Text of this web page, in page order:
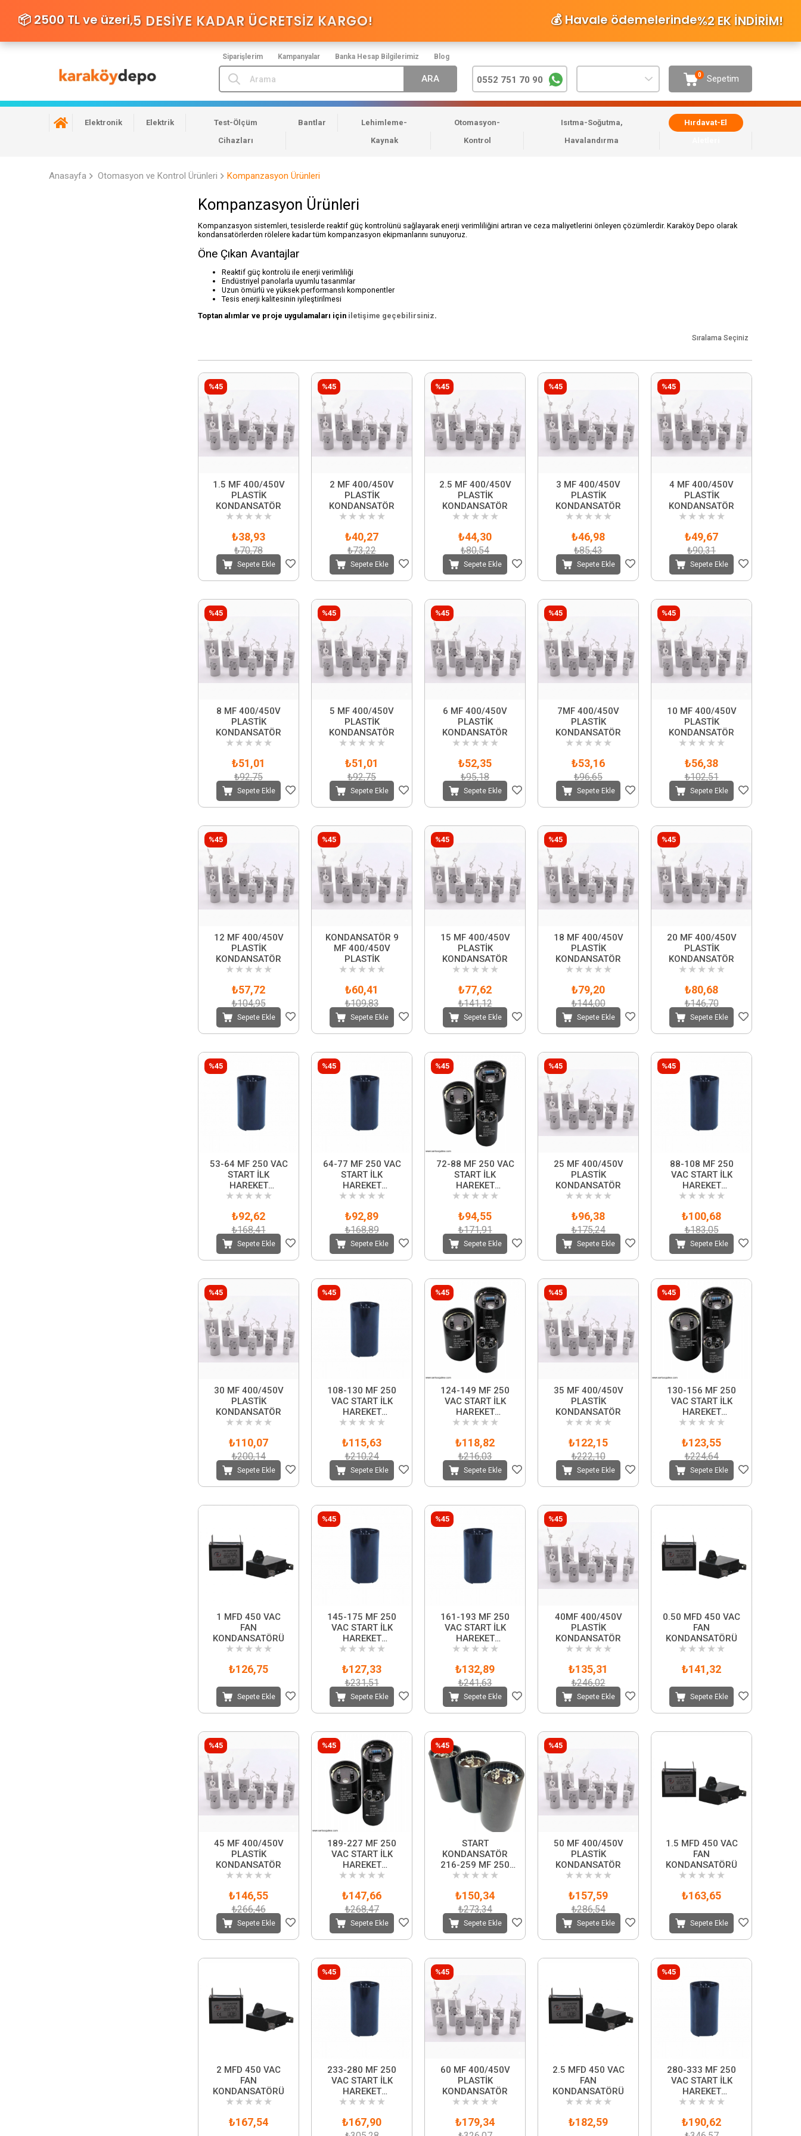
Siparişlerim Kampanyalar Banka Hesap Bilgilerimiz Blog
📦 2500 TL ve üzeri,5 DESIYE KADAR ÜCRETSİZ KARGO! 💰 Havale ödemelerinde%2 EK İNDİRİM!
Sepetim
0
0552 751 70 90
Elektronik Elektrik
Test-Ölçüm
Cihazları
Bantlar
Lehimleme-
Kaynak
Otomasyon-
Kontrol
Isıtma-Soğutma,
Havalandırma
Hırdavat-El
Anasayfa Otomasyon ve Kontrol Ürünleri Kompanzasyon Ürünleri
Kompanzasyon Ürünleri
Kompanzasyon sistemleri, tesislerde reaktif güç kontrolünü sağlayarak enerji verimliliğini artıran ve ceza maliyetlerini önleyen çözümlerdir. Karaköy Depo olarak
kondansatörlerden rölelere kadar tüm kompanzasyon ekipmanlarını sunuyoruz.
Öne Çıkan Avantajlar
Reaktif güç kontrolü ile enerji verimliliği
Endüstriyel panolarla uyumlu tasarımlar
Uzun ömürlü ve yüksek performanslı komponentler
Tesis enerji kalitesinin iyileştirilmesi
Toptan alımlar ve proje uygulamaları için iletişime geçebilirsiniz.
Sıralama Seçiniz
1.5 MF 400/450V
PLASTİK
KONDANSATÖR
★ ★ ★ ★ ★
₺38,93
₺70,78
Sepete Ekle
%45
2 MF 400/450V
PLASTİK
KONDANSATÖR
★ ★ ★ ★ ★
₺40,27
₺73,22
Sepete Ekle
%45
2.5 MF 400/450V
PLASTİK
KONDANSATÖR
★ ★ ★ ★ ★
₺44,30
₺80,54
Sepete Ekle
%45
3 MF 400/450V
PLASTİK
KONDANSATÖR
★ ★ ★ ★ ★
₺46,98
₺85,43
Sepete Ekle
%45
4 MF 400/450V
PLASTİK
KONDANSATÖR
★ ★ ★ ★ ★
₺49,67
₺90,31
Sepete Ekle
%45
8 MF 400/450V
PLASTİK
KONDANSATÖR
★ ★ ★ ★ ★
₺51,01
₺92,75
Sepete Ekle
%45
5 MF 400/450V
PLASTİK
KONDANSATÖR
★ ★ ★ ★ ★
₺51,01
₺92,75
Sepete Ekle
%45
6 MF 400/450V
PLASTİK
KONDANSATÖR
★ ★ ★ ★ ★
₺52,35
₺95,18
Sepete Ekle
%45
7MF 400/450V
PLASTİK
KONDANSATÖR
★ ★ ★ ★ ★
₺53,16
₺96,65
Sepete Ekle
%45
10 MF 400/450V
PLASTİK
KONDANSATÖR
★ ★ ★ ★ ★
₺56,38
₺102,51
Sepete Ekle
%45
12 MF 400/450V
PLASTİK
KONDANSATÖR
★ ★ ★ ★ ★
₺57,72
₺104,95
Sepete Ekle
%45
KONDANSATÖR 9
MF 400/450V
PLASTİK
★ ★ ★ ★ ★
₺60,41
₺109,83
Sepete Ekle
%45
15 MF 400/450V
PLASTİK
KONDANSATÖR
★ ★ ★ ★ ★
₺77,62
₺141,12
Sepete Ekle
%45
18 MF 400/450V
PLASTİK
KONDANSATÖR
★ ★ ★ ★ ★
₺79,20
₺144,00
Sepete Ekle
%45
20 MF 400/450V
PLASTİK
KONDANSATÖR
★ ★ ★ ★ ★
₺80,68
₺146,70
Sepete Ekle
%45
53-64 MF 250 VAC
START İLK
HAREKET
KONDANSATÖRÜ
★ ★ ★ ★ ★
₺92,62
₺168,41
Sepete Ekle
%45
64-77 MF 250 VAC
START İLK
HAREKET
KONDANSATÖRÜ
★ ★ ★ ★ ★
₺92,89
₺168,89
Sepete Ekle
%45
72-88 MF 250 VAC
START İLK
HAREKET
KONDANSATÖRÜ
★ ★ ★ ★ ★
₺94,55
₺171,91
Sepete Ekle
%45
25 MF 400/450V
PLASTİK
KONDANSATÖR
★ ★ ★ ★ ★
₺96,38
₺175,24
Sepete Ekle
%45
88-108 MF 250
VAC START İLK
HAREKET
KONDANSATÖRÜ
★ ★ ★ ★ ★
₺100,68
₺183,05
Sepete Ekle
%45
30 MF 400/450V
PLASTİK
KONDANSATÖR
★ ★ ★ ★ ★
₺110,07
₺200,14
Sepete Ekle
%45
108-130 MF 250
VAC START İLK
HAREKET
KONDANSATÖRÜ
★ ★ ★ ★ ★
₺115,63
₺210,24
Sepete Ekle
%45
124-149 MF 250
VAC START İLK
HAREKET
KONDANSATÖRÜ
★ ★ ★ ★ ★
₺118,82
₺216,03
Sepete Ekle
%45
35 MF 400/450V
PLASTİK
KONDANSATÖR
★ ★ ★ ★ ★
₺122,15
₺222,10
Sepete Ekle
%45
130-156 MF 250
VAC START İLK
HAREKET
KONDANSATÖRÜ
★ ★ ★ ★ ★
₺123,55
₺224,64
Sepete Ekle
%45
1 MFD 450 VAC
FAN
KONDANSATÖRÜ
★ ★ ★ ★ ★
₺126,75
Sepete Ekle
145-175 MF 250
VAC START İLK
HAREKET
KONDANSATÖRÜ
★ ★ ★ ★ ★
₺127,33
₺231,51
Sepete Ekle
%45
161-193 MF 250
VAC START İLK
HAREKET
KONDANSATÖRÜ
★ ★ ★ ★ ★
₺132,89
₺241,63
Sepete Ekle
%45
40MF 400/450V
PLASTİK
KONDANSATÖR
★ ★ ★ ★ ★
₺135,31
₺246,02
Sepete Ekle
%45
0.50 MFD 450 VAC
FAN
KONDANSATÖRÜ
★ ★ ★ ★ ★
₺141,32
Sepete Ekle
45 MF 400/450V
PLASTİK
KONDANSATÖR
★ ★ ★ ★ ★
₺146,55
₺266,46
Sepete Ekle
%45
189-227 MF 250
VAC START İLK
HAREKET
KONDANSATÖRÜ
★ ★ ★ ★ ★
₺147,66
₺268,47
Sepete Ekle
%45
START
KONDANSATÖR
216-259 MF 250
VAC START İLK
KONDANSATÖRÜ
★ ★ ★ ★ ★
₺150,34
₺273,34
Sepete Ekle
%45
50 MF 400/450V
PLASTİK
KONDANSATÖR
★ ★ ★ ★ ★
₺157,59
₺286,54
Sepete Ekle
%45
1.5 MFD 450 VAC
FAN
KONDANSATÖRÜ
★ ★ ★ ★ ★
₺163,65
Sepete Ekle
2 MFD 450 VAC
FAN
KONDANSATÖRÜ
★ ★ ★ ★ ★
₺167,54
233-280 MF 250
VAC START İLK
HAREKET
KONDANSATÖRÜ
★ ★ ★ ★ ★
₺167,90
%45
60 MF 400/450V
PLASTİK
KONDANSATÖR
★ ★ ★ ★ ★
₺179,34
%45
2.5 MFD 450 VAC
FAN
KONDANSATÖRÜ
★ ★ ★ ★ ★
₺182,59
280-333 MF 250
VAC START İLK
HAREKET
KONDANSATÖRÜ
★ ★ ★ ★ ★
₺190,62
%45